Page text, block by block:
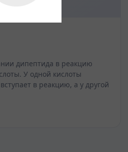
дипептида в реакцию
У одной кислоты
в реакцию, а у другой